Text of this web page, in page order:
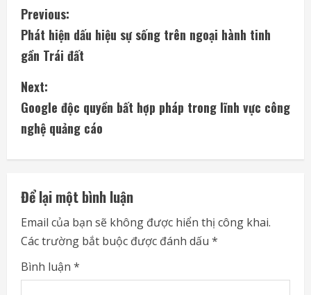
C
o
n
t
i
n
u
e
R
e
Previous:
Phát hiện dấu hiệu sự sống trên ngoại hành tinh
gần Trái đất
Next:
Google độc quyền bất hợp pháp trong lĩnh vực công
nghệ quảng cáo
Để lại một bình luận
Email của bạn sẽ không được hiển thị công khai.
Các trường bắt buộc được đánh dấu *
Bình luận *